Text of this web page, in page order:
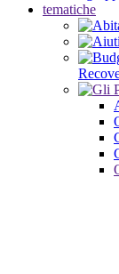
tematiche